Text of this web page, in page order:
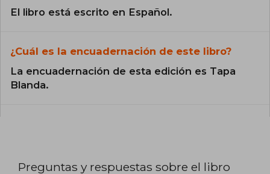
El libro está escrito en Español.
¿Cuál es la encuadernación de este libro?
La encuadernación de esta edición es Tapa
Blanda.
Preguntas y respuestas sobre el libro